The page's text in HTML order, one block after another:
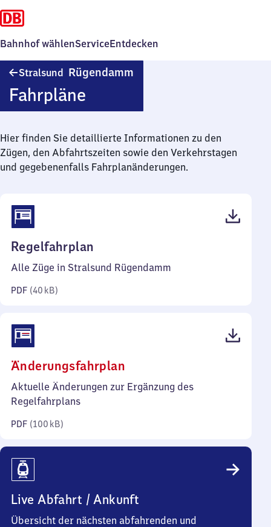
Bahnhof wählenServiceEntdecken
Stralsund Rügendamm
Fahrpläne
Hier finden Sie detaillierte Informationen zu den
Zügen, den Abfahrtszeiten sowie den Verkehrstagen
und gegebenenfalls Fahrplanänderungen.
Regelfahrplan
40
Alle Züge in Stralsund Rügendamm
PDF (40 kB)
Änderungsfahrplan
100
Aktuelle Änderungen zur Ergänzung des
Regelfahrplans
PDF (100 kB)
Live Abfahrt / Ankunft
Übersicht der nächsten abfahrenden und